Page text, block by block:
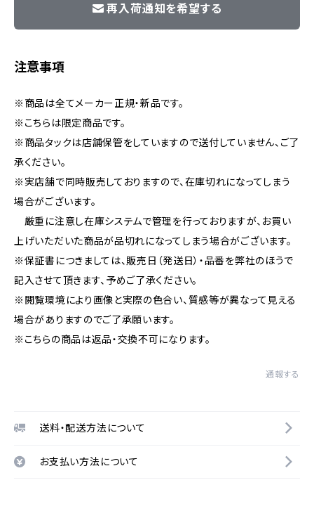
再入荷通知を希望する
注意事項
※商品は全てメーカー正規・新品です。
※こちらは限定商品です。
※商品タックは店舗保管をしていますので送付していません、ご了
承ください。
※実店舗で同時販売しておりますので、在庫切れになってしまう
場合がございます。
厳重に注意し在庫システムで管理を行っておりますが、お買い
上げいただいた商品が品切れになってしまう場合がございます。
※保証書につきましては、販売日（発送日）・品番を弊社のほうで
記入させて頂きます、予めご了承ください。
※閲覧環境により画像と実際の色合い、質感等が異なって見える
場合がありますのでご了承願います。
※こちらの商品は返品・交換不可になります。
通報する
送料・配送方法について
お支払い方法について